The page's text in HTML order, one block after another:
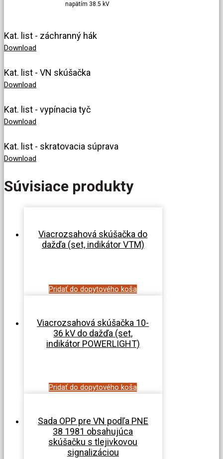
napätím 38.5 kV
Kat. list - záchranný hák
Download
Kat. list - VN skúšačka
Download
Kat. list - vypínacia tyč
Download
Kat. list - skratovacia súprava
Download
Súvisiace produkty
Viacrozsahová skúšačka do
dažďa (set, indikátor VTM)
Pridať do dopytového koša
Viacrozsahová skúšačka 10-
36 kV do dažďa (set,
indikátor POWERLIGHT)
Pridať do dopytového koša
Sada OPP pre VN podľa PNE
38 1981 obsahujúca
skúšačku s tlejivkovou
signalizáciou